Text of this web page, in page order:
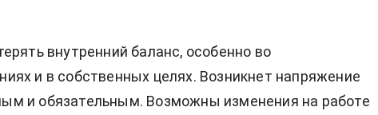
внутренний баланс, особенно во
и в собственных целях. Возникнет напряжение
и обязательным. Возможны изменения на работе